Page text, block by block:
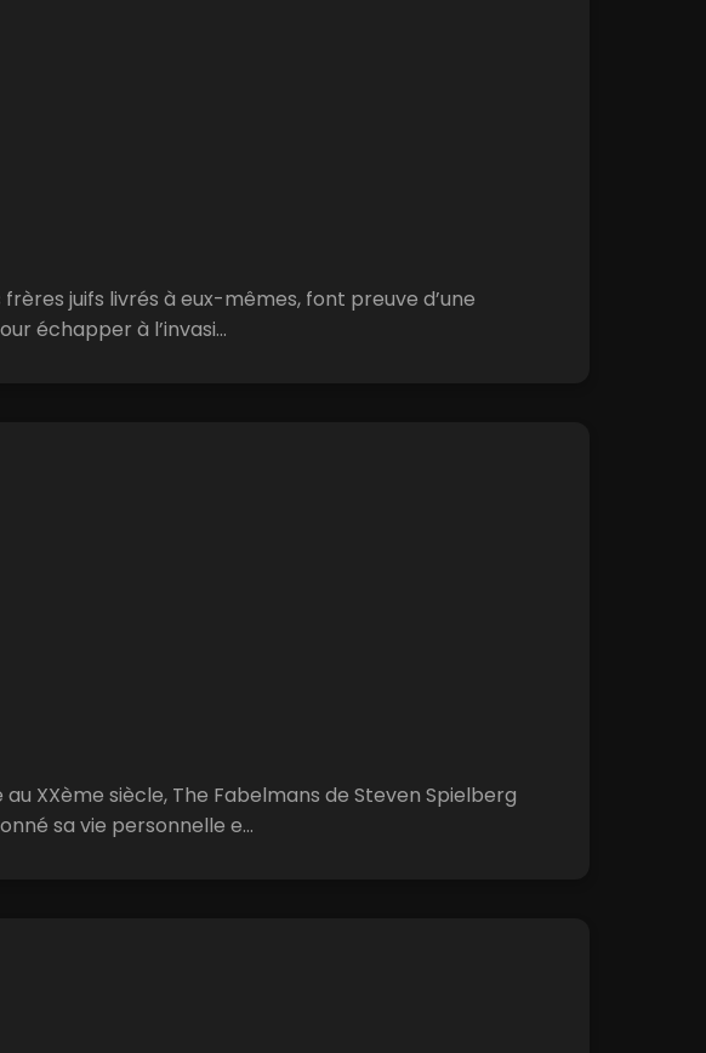
juifs livrés à eux-mêmes, font preuve d’une
échapper à l’invasi...
XXème siècle, The Fabelmans de Steven Spielberg
sa vie personnelle e...